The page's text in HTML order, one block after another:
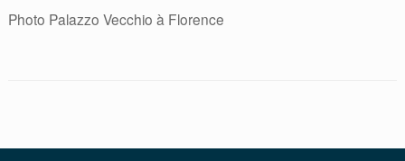
Photo Palazzo Vecchio à Florence